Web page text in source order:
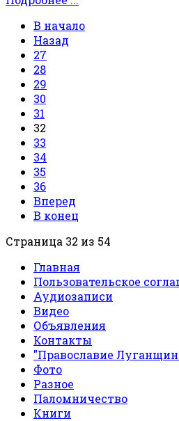
В начало
Назад
27
28
29
30
31
32
33
34
35
36
Вперед
В конец
Страница 32 из 54
Главная
Пользовательское
Аудиозаписи
Видео
Объявления
Контакты
"Православие
Фото
Разное
Паломничество
Книги